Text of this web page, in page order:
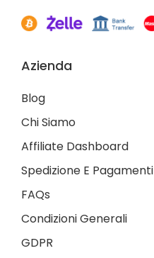
Azienda
Blog
Chi Siamo
Affiliate Dashboard
Spedizione E Pagamenti
FAQs
Condizioni Generali
GDPR